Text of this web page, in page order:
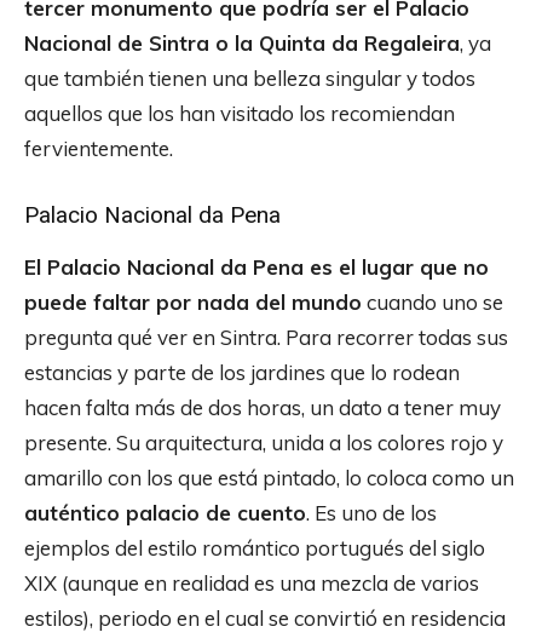
tercer monumento que podría ser el Palacio
Nacional de Sintra o la Quinta da Regaleira, ya
que también tienen una belleza singular y todos
aquellos que los han visitado los recomiendan
fervientemente.
Palacio Nacional da Pena
El Palacio Nacional da Pena es el lugar que no
puede faltar por nada del mundo cuando uno se
pregunta qué ver en Sintra. Para recorrer todas sus
estancias y parte de los jardines que lo rodean
hacen falta más de dos horas, un dato a tener muy
presente. Su arquitectura, unida a los colores rojo y
amarillo con los que está pintado, lo coloca como un
auténtico palacio de cuento. Es uno de los
ejemplos del estilo romántico portugués del siglo
XIX (aunque en realidad es una mezcla de varios
estilos), periodo en el cual se convirtió en residencia